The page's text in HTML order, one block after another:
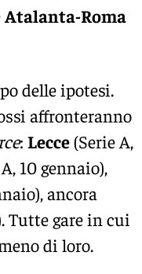
Atalanta-Roma
delle ipotesi.
affronteranno
: Lecce(Serie A,
10 gennaio),
ancora
Tutte gare in cui
di loro.